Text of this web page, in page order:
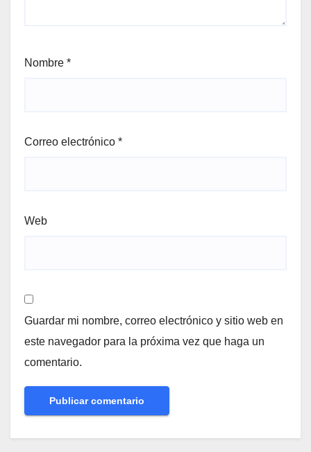
Nombre *
Correo electrónico *
Web
Guardar mi nombre, correo electrónico y sitio web en
este navegador para la próxima vez que haga un
comentario.